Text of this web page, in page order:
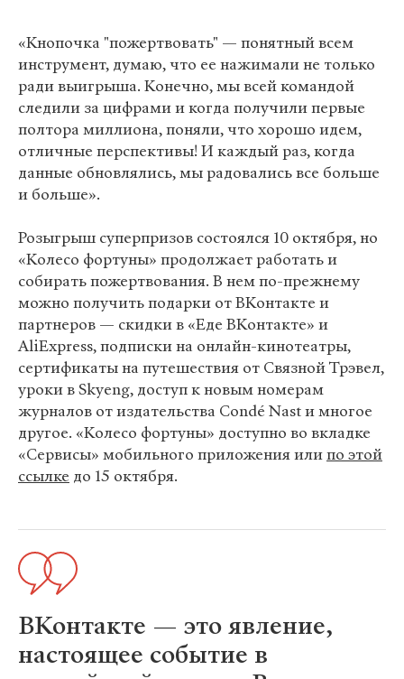
«Кнопочка "пожертвовать" — понятный всем
инструмент, думаю, что ее нажимали не только
ради выигрыша. Конечно, мы всей командой
следили за цифрами и когда получили первые
полтора миллиона, поняли, что хорошо идем,
отличные перспективы! И каждый раз, когда
данные обновлялись, мы радовались все больше
и больше».
Розыгрыш суперпризов состоялся 10 октября, но
«Колесо фортуны» продолжает работать и
собирать пожертвования. В нем по-прежнему
можно получить подарки от ВКонтакте и
партнеров — скидки в «Еде ВКонтакте» и
AliExpress, подписки на онлайн-кинотеатры,
сертификаты на путешествия от Связной Трэвел,
уроки в Skyeng, доступ к новым номерам
журналов от издательства Condé Nast и многое
другое. «Колесо фортуны» доступно во вкладке
«Сервисы» мобильного приложения илипо этой
ссылке ​​до 15 октября.
ВКонтакте — это явление,
настоящее событие в